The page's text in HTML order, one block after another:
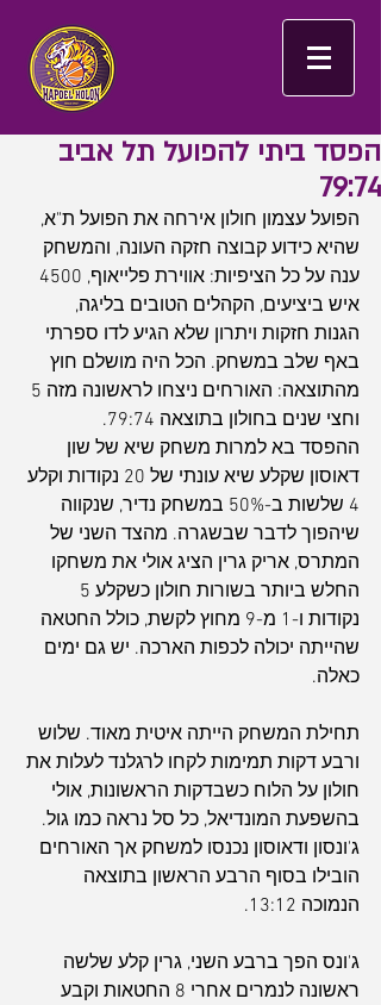
הפסד ביתי להפועל תל אביב
79:74
הפועל עצמון חולון אירחה את הפועל ת"א,
שהיא כידוע קבוצה חזקה העונה, והמשחק
איש ביציעים, הקהלים הטובים בליגה,
הגנות חזקות ויתרון שלא הגיע לדו ספרתי
באף שלב במשחק. הכל היה מושלם חוץ
וחצי שנים בחולון בתוצאה 79:74.
ההפסד בא למרות משחק שיא של שון
דאוסון שקלע שיא עונתי של 20 נקודות וקלע
4 שלשות ב-50% במשחק נדיר, שנקווה
שיהפוך לדבר שבשגרה. מהצד השני של
המתרס, אריק גרין הציג אולי את משחקו
נקודות ו-1 מ-9 מחוץ לקשת, כולל החטאה
שהייתה יכולה לכפות הארכה. יש גם ימים
כאלה.
תחילת המשחק הייתה איטית מאוד. שלוש
ורבע דקות תמימות לקחו לרגלנד לעלות את
חולון על הלוח כשבדקות הראשונות, אולי
בהשפעת המונדיאל, כל סל נראה כמו גול.
ג'ונסון ודאוסון נכנסו למשחק אך האורחים
הובילו בסוף הרבע הראשון בתוצאה
הנמוכה 13:12.
ג'ונס הפך ברבע השני, גרין קלע שלשה
ראשונה לנמרים אחרי 8 החטאות וקבע